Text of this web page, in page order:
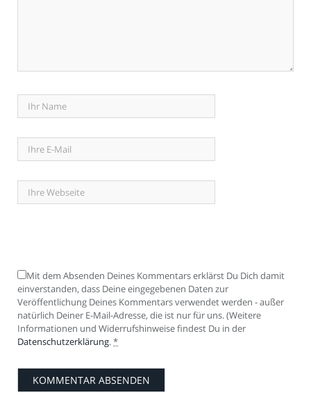
Mit dem Absenden Deines Kommentars erklärst Du Dich damit
einverstanden, dass Deine eingegebenen Daten zur
Veröffentlichung Deines Kommentars verwendet werden - außer
natürlich Deiner E-Mail-Adresse, die ist nur für uns. (Weitere
Informationen und Widerrufshinweise findest Du in der
Datenschutzerklärung.*